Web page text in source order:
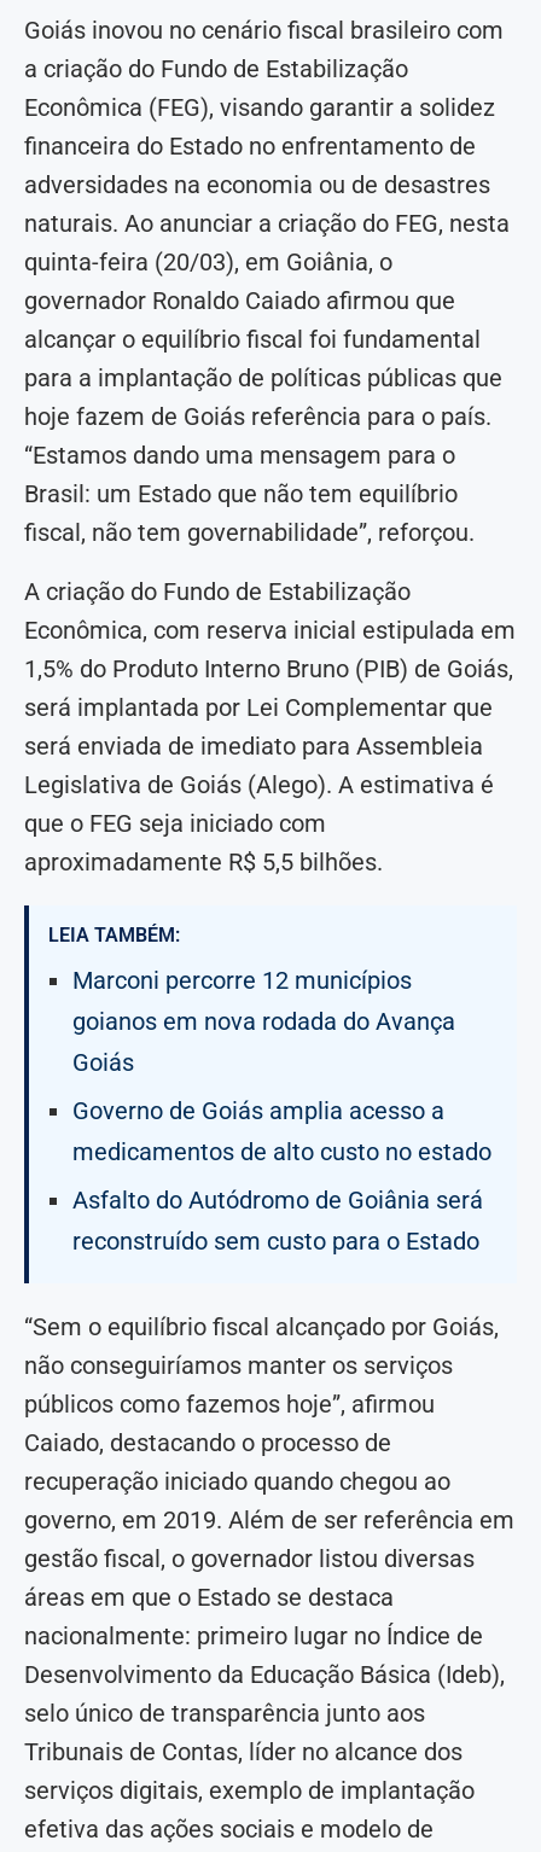
Goiás inovou no cenário fiscal brasileiro com
a criação do Fundo de Estabilização
Econômica (FEG), visando garantir a solidez
financeira do Estado no enfrentamento de
adversidades na economia ou de desastres
naturais. Ao anunciar a criação do FEG, nesta
quinta-feira (20/03), em Goiânia, o
governador Ronaldo Caiado afirmou que
alcançar o equilíbrio fiscal foi fundamental
para a implantação de políticas públicas que
hoje fazem de Goiás referência para o país.
“Estamos dando uma mensagem para o
Brasil: um Estado que não tem equilíbrio
fiscal, não tem governabilidade”, reforçou.
A criação do Fundo de Estabilização
Econômica, com reserva inicial estipulada em
1,5% do Produto Interno Bruno (PIB) de Goiás,
será implantada por Lei Complementar que
será enviada de imediato para Assembleia
Legislativa de Goiás (Alego). A estimativa é
que o FEG seja iniciado com
aproximadamente R$ 5,5 bilhões.
LEIA TAMBÉM:
Marconi percorre 12 municípios
goianos em nova rodada do Avança
Goiás
Governo de Goiás amplia acesso a
medicamentos de alto custo no estado
Asfalto do Autódromo de Goiânia será
reconstruído sem custo para o Estado
“Sem o equilíbrio fiscal alcançado por Goiás,
não conseguiríamos manter os serviços
públicos como fazemos hoje”, afirmou
Caiado, destacando o processo de
recuperação iniciado quando chegou ao
governo, em 2019. Além de ser referência em
gestão fiscal, o governador listou diversas
áreas em que o Estado se destaca
nacionalmente: primeiro lugar no Índice de
Desenvolvimento da Educação Básica (Ideb),
selo único de transparência junto aos
Tribunais de Contas, líder no alcance dos
serviços digitais, exemplo de implantação
efetiva das ações sociais e modelo de